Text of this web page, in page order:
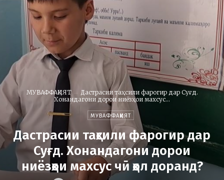
МУВАФФАҚИЯТ
Дастрасии таҳсили фарогир дар Суғд.
Хонандагони дорои ниёзҳои махсус...
МУВАФФАҚИЯТ
Дастрасии таҳсили фарогир дар
Суғд. Хонандагони дорои
ниёзҳои махсус чӣ ҳол доранд?